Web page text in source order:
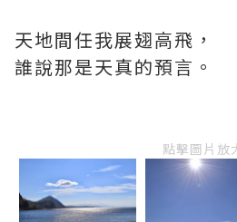
天地間任我展翅高飛，
誰說那是天真的預言。
點擊圖片放